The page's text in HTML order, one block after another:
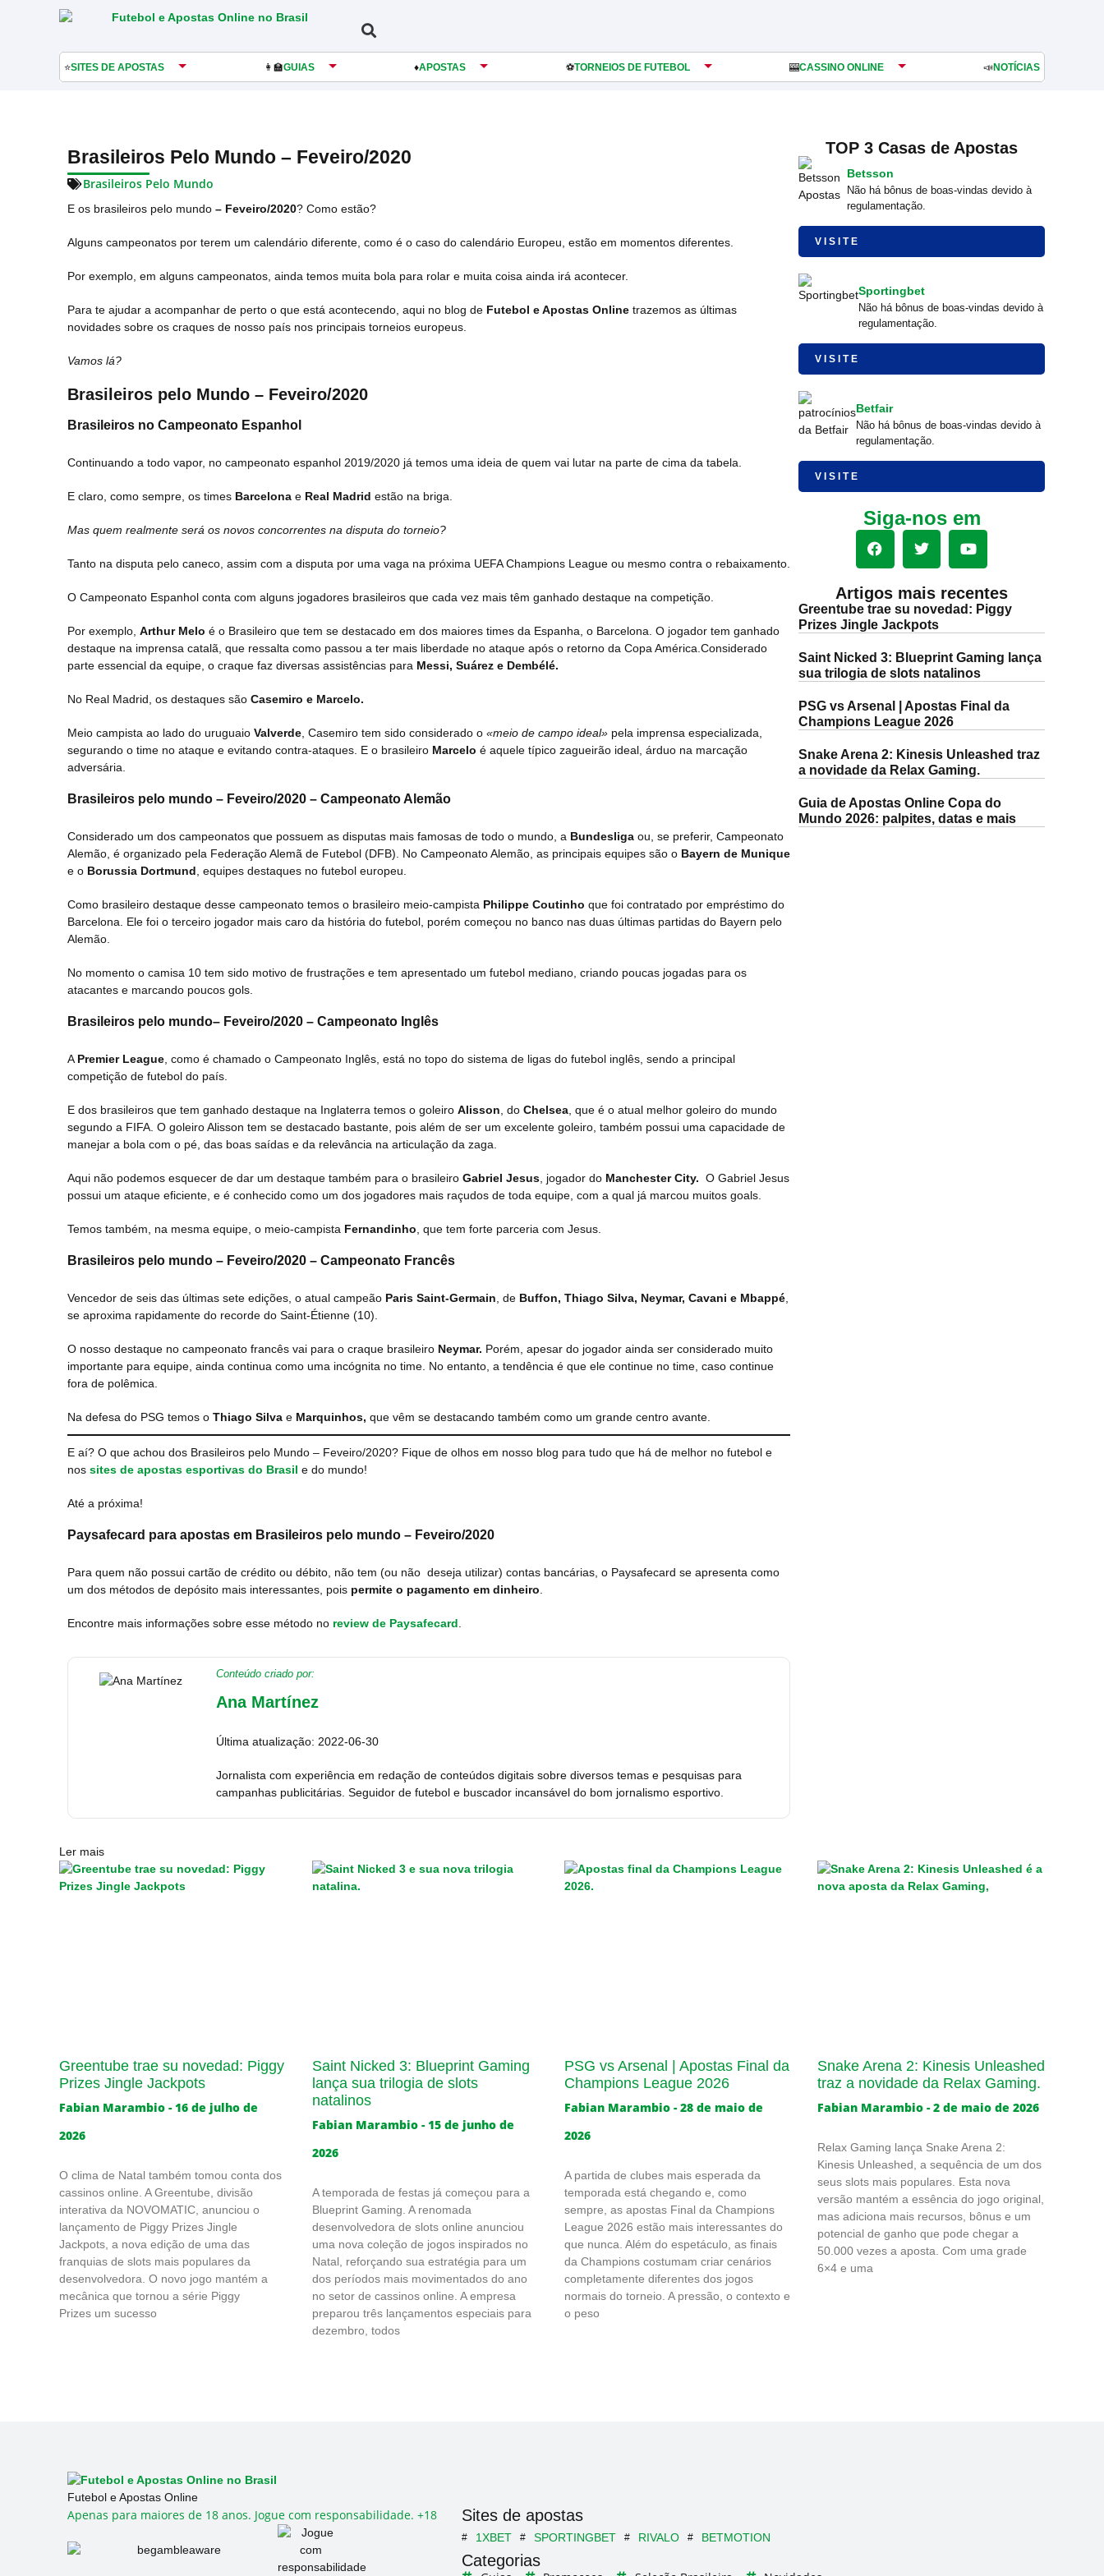
⭐SITES DE APOSTAS 👩‍🏫GUIAS ♦️APOSTAS ️⚽️TORNEIOS DE FUTEBOL 🎰CASSINO ONLINE 📣NOTÍCIAS
Brasileiros Pelo Mundo – Feveiro/2020
Brasileiros Pelo Mundo
E os brasileiros pelo mundo – Feveiro/2020? Como estão?
Alguns campeonatos por terem um calendário diferente, como é o caso do calendário Europeu, estão em momentos diferentes.
Por exemplo, em alguns campeonatos, ainda temos muita bola para rolar e muita coisa ainda irá acontecer.
Para te ajudar a acompanhar de perto o que está acontecendo, aqui no blog de Futebol e Apostas Online trazemos as últimas
novidades sobre os craques de nosso país nos principais torneios europeus.
Vamos lá?
Brasileiros pelo Mundo – Feveiro/2020
Brasileiros no Campeonato Espanhol
Continuando a todo vapor, no campeonato espanhol 2019/2020 já temos uma ideia de quem vai lutar na parte de cima da tabela.
E claro, como sempre, os times Barcelona e Real Madrid estão na briga.
Mas quem realmente será os novos concorrentes na disputa do torneio?
Tanto na disputa pelo caneco, assim com a disputa por uma vaga na próxima UEFA Champions League ou mesmo contra o rebaixamento.
O Campeonato Espanhol conta com alguns jogadores brasileiros que cada vez mais têm ganhado destaque na competição.
Por exemplo, Arthur Melo é o Brasileiro que tem se destacado em dos maiores times da Espanha, o Barcelona. O jogador tem ganhado
destaque na imprensa catalã, que ressalta como passou a ter mais liberdade no ataque após o retorno da Copa América.Considerado
parte essencial da equipe, o craque faz diversas assistências para Messi, Suárez e Dembélé.
No Real Madrid, os destaques são Casemiro e Marcelo.
Meio campista ao lado do uruguaio Valverde , Casemiro tem sido considerado o «meio de campo ideal» pela imprensa especializada,
segurando o time no ataque e evitando contra-ataques. E o brasileiro Marcelo é aquele típico zagueirão ideal, árduo na marcação
adversária.
Brasileiros pelo mundo – Feveiro/2020 – Campeonato Alemão
Considerado um dos campeonatos que possuem as disputas mais famosas de todo o mundo, a Bundesliga ou, se preferir, Campeonato
Alemão, é organizado pela Federação Alemã de Futebol (DFB). No Campeonato Alemão, as principais equipes são o Bayern de Munique
e o Borussia Dortmund , equipes destaques no futebol europeu.
Como brasileiro destaque desse campeonato temos o brasileiro meio-campista Philippe Coutinho que foi contratado por empréstimo do
Barcelona. Ele foi o terceiro jogador mais caro da história do futebol, porém começou no banco nas duas últimas partidas do Bayern pelo
Alemão.
No momento o camisa 10 tem sido motivo de frustrações e tem apresentado um futebol mediano, criando poucas jogadas para os
atacantes e marcando poucos gols.
Brasileiros pelo mundo– Feveiro/2020 – Campeonato Inglês
A Premier League , como é chamado o Campeonato Inglês, está no topo do sistema de ligas do futebol inglês, sendo a principal
competição de futebol do país.
E dos brasileiros que tem ganhado destaque na Inglaterra temos o goleiro Alisson , do Chelsea , que é o atual melhor goleiro do mundo
segundo a FIFA. O goleiro Alisson tem se destacado bastante, pois além de ser um excelente goleiro, também possui uma capacidade de
manejar a bola com o pé, das boas saídas e da relevância na articulação da zaga.
Aqui não podemos esquecer de dar um destaque também para o brasileiro Gabriel Jesus , jogador do Manchester City. O Gabriel Jesus
possui um ataque eficiente, e é conhecido como um dos jogadores mais raçudos de toda equipe, com a qual já marcou muitos goals.
Temos também, na mesma equipe, o meio-campista Fernandinho , que tem forte parceria com Jesus.
Brasileiros pelo mundo – Feveiro/2020 – Campeonato Francês
Vencedor de seis das últimas sete edições, o atual campeão Paris Saint-Germain , de Buffon, Thiago Silva, Neymar, Cavani e Mbappé
se aproxima rapidamente do recorde do Saint-Étienne (10).
O nosso destaque no campeonato francês vai para o craque brasileiro Neymar. Porém, apesar do jogador ainda ser considerado muito
importante para equipe, ainda continua como uma incógnita no time. No entanto, a tendência é que ele continue no time, caso continue
fora de polêmica.
Na defesa do PSG temos o Thiago Silva e Marquinhos, que vêm se destacando também como um grande centro avante.
E aí? O que achou dos Brasileiros pelo Mundo – Feveiro/2020? Fique de olhos em nosso blog para tudo que há de melhor no futebol e
nos sites de apostas esportivas do Brasil e do mundo!
Até a próxima!
Paysafecard para apostas em Brasileiros pelo mundo – Feveiro/2020
Para quem não possui cartão de crédito ou débito, não tem (ou não deseja utilizar) contas bancárias, o Paysafecard se apresenta como
um dos métodos de depósito mais interessantes, pois permite o pagamento em dinheiro
Encontre mais informações sobre esse método no review de Paysafecard
Conteúdo criado por:
Ana Martínez
Última atualização: 2022-06-30
Jornalista com experiência em redação de conteúdos digitais sobre diversos temas e pesquisas para
campanhas publicitárias. Seguidor de futebol e buscador incansável do bom jornalismo esportivo.
TOP 3 Casas de Apostas
Betsson
Não há bônus de boas-vindas devido à
regulamentação.
VISITE
Sportingbet
Não há bônus de boas-vindas devido à
regulamentação.
VISITE
Betfair
Não há bônus de boas-vindas devido à
regulamentação.
VISITE
Siga-nos em
Artigos mais recentes
Greentube trae su novedad: Piggy
Prizes Jingle Jackpots
Saint Nicked 3: Blueprint Gaming lança
sua trilogia de slots natalinos
PSG vs Arsenal | Apostas Final da
Champions League 2026
Snake Arena 2: Kinesis Unleashed traz
a novidade da Relax Gaming.
Guia de Apostas Online Copa do
Mundo 2026: palpites, datas e mais
Ler mais
Greentube trae su novedad: Piggy
Prizes Jingle Jackpots
Fabian Marambio
16 de julho de
2026
O clima de Natal também tomou conta dos
cassinos online. A Greentube, divisão
interativa da NOVOMATIC, anunciou o
lançamento de Piggy Prizes Jingle
Jackpots, a nova edição de uma das
franquias de slots mais populares da
desenvolvedora. O novo jogo mantém a
mecânica que tornou a série Piggy
Prizes um sucesso
Saint Nicked 3: Blueprint Gaming
lança sua trilogia de slots
natalinos
Fabian Marambio
15 de junho de
2026
A temporada de festas já começou para a
Blueprint Gaming. A renomada
desenvolvedora de slots online anunciou
uma nova coleção de jogos inspirados no
Natal, reforçando sua estratégia para um
dos períodos mais movimentados do ano
no setor de cassinos online. A empresa
preparou três lançamentos especiais para
dezembro, todos
PSG vs Arsenal | Apostas Final da
Champions League 2026
Fabian Marambio
28 de maio de
2026
A partida de clubes mais esperada da
temporada está chegando e, como
sempre, as apostas Final da Champions
League 2026 estão mais interessantes do
que nunca. Além do espetáculo, as finais
da Champions costumam criar cenários
completamente diferentes dos jogos
normais do torneio. A pressão, o contexto e
o peso
Snake Arena 2: Kinesis Unleashed
traz a novidade da Relax Gaming.
Fabian Marambio 2 de maio de 2026
Relax Gaming lança Snake Arena 2:
Kinesis Unleashed, a sequência de um dos
seus slots mais populares. Esta nova
versão mantém a essência do jogo original,
mas adiciona mais recursos, bônus e um
potencial de ganho que pode chegar a
50.000 vezes a aposta. Com uma grade
6×4 e uma
Futebol e Apostas Online
Apenas para maiores de 18 anos. Jogue com responsabilidade. +18 Sites de apostas
1XBET SPORTINGBET RIVALO BETMOTION
Categorias